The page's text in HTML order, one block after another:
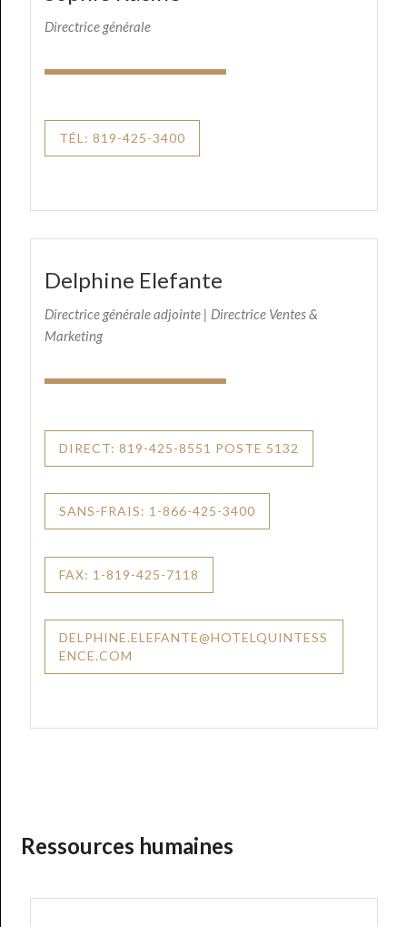
Directrice générale
TÉL: 819-425-3400
Delphine Elefante
Directrice générale adjointe | Directrice Ventes &
Marketing
DIRECT: 819-425-8551 POSTE 5132
SANS-FRAIS: 1-866-425-3400
FAX: 1-819-425-7118
DELPHINE.ELEFANTE@HOTELQUINTESS
ENCE.COM
Ressources humaines